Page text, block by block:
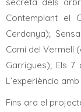
Contemplant el
Cerdanya);
Camí del Vermell
Garrigues); Els
L’experiència
Fins ara el